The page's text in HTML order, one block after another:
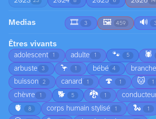
Medias 🎞️ 3 🖼️ 459 🔊
Êtres vivants
adolescent 1 adulte 1 🐾 5 🕷️
arbuste 3 🦩 1 bébé 4
buisson 2 canard 1 🍄 1 🐱 1
chèvre 1 🐕 5 🐉 1
🫀 8 corps humain stylisé 1 🐍 1